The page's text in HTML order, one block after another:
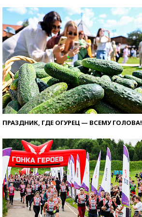
ПРАЗДНИК, ГДЕ ОГУРЕЦ — ВСЕМУ ГОЛОВА!